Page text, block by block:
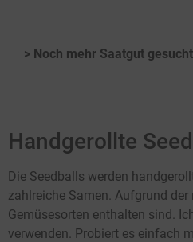
> Noch mehr Saatgut
Handgerollte
Die Seedballs werden
zahlreiche Samen. Aufgrund
Gemüsesorten enthalten sind.
verwenden. Probiert es einfach